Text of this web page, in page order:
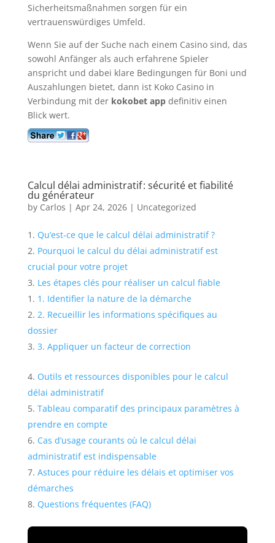
Sicherheitsmaßnahmen sorgen für ein
vertrauenswürdiges Umfeld.
Wenn Sie auf der Suche nach einem Casino sind, das
sowohl Anfänger als auch erfahrene Spieler
anspricht und dabei klare Bedingungen für Boni und
Auszahlungen bietet, dann ist Koko Casino in
Verbindung mit der kokobet appdefinitiv einen
Blick wert.
Calcul délai administratif : sécurité et fiabilité
du générateur
by Carlos | Apr 24, 2026| Uncategorized
Qu’est‑ce que le calcul délai administratif ?
Pourquoi le calcul du délai administratif est
crucial pour votre projet
Les étapes clés pour réaliser un calcul fiable
1. Identifier la nature de la démarche
2. Recueillir les informations spécifiques au
dossier
3. Appliquer un facteur de correction
Outils et ressources disponibles pour le calcul
délai administratif
Tableau comparatif des principaux paramètres à
prendre en compte
Cas d’usage courants où le calcul délai
administratif est indispensable
Astuces pour réduire les délais et optimiser vos
démarches
Questions fréquentes (FAQ)